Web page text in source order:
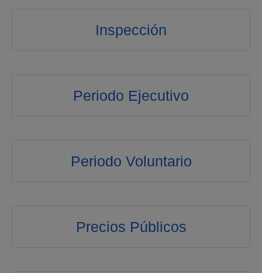
Inspección
Periodo Ejecutivo
Periodo Voluntario
Precios Públicos